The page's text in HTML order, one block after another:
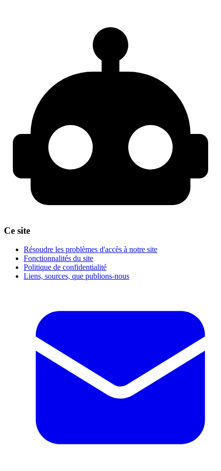
Ce site
Résoudre les problèmes d'accès à notre site
Fonctionnalités du site
Politique de confidentialité
Liens, sources, que publions-nous